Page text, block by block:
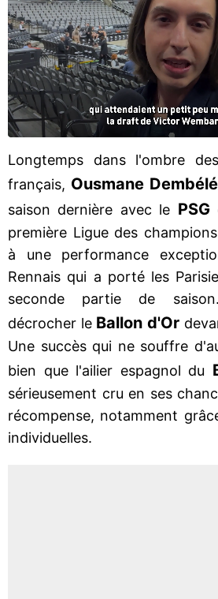
Longtemps dans l'ombre
français, Ousmane Dembélé
saison dernière avec le PSG
première Ligue des
à une performance
Rennais qui a porté les
seconde partie de
décrocher le Ballon d'Or
Une succès qui ne souffre
bien que l'ailier espagnol du
sérieusement cru en ses
récompense, notamment
individuelles.